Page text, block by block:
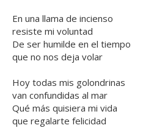
En una llama de incienso
resiste mi voluntad
De ser humilde en el tiempo
que no nos deja volar
Hoy todas mis golondrinas
van confundidas al mar
Qué más quisiera mi vida
que regalarte felicidad